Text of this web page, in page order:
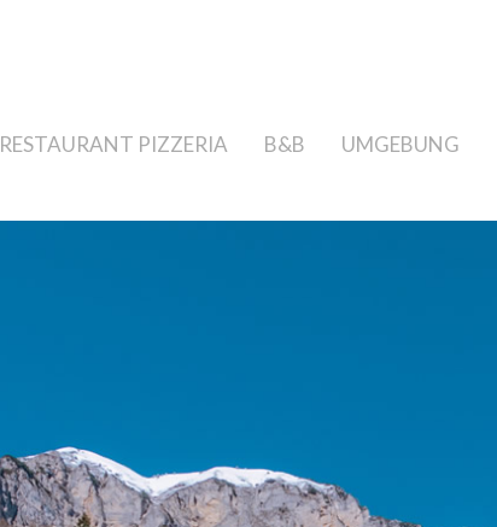
RESTAURANT PIZZERIA B&B UMGEBUNG